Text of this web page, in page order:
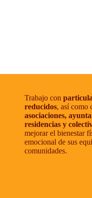
Trabajo con
reducidos, así como
asociaciones,
residencias y
mejorar el bienestar
emocional de sus
comunidades.